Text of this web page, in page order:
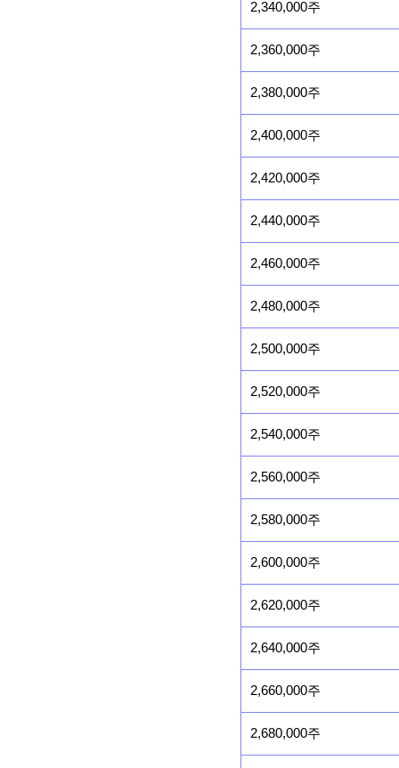
2,340,000주
2,360,000주
2,380,000주
2,400,000주
2,420,000주
2,440,000주
2,460,000주
2,480,000주
2,500,000주
2,520,000주
2,540,000주
2,560,000주
2,580,000주
2,600,000주
2,620,000주
2,640,000주
2,660,000주
2,680,000주